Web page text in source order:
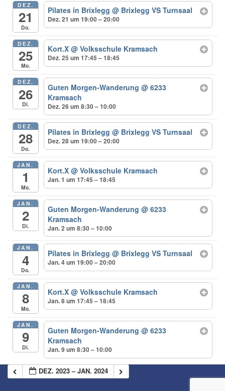
DEZ.
21
Do.
Pilates in Brixlegg@ Brixlegg VS Turnsaal
Dez. 21 um 19:00 – 20:00
DEZ.
25
Mo.
Kort.X@ Volksschule Kramsach
Dez. 25 um 17:45 – 18:45
DEZ.
26
Di.
Guten Morgen-Wanderung@ 6233
Kramsach
Dez. 26 um 8:30 – 10:00
DEZ.
28
Do.
Pilates in Brixlegg@ Brixlegg VS Turnsaal
Dez. 28 um 19:00 – 20:00
JAN.
1
Mo.
Kort.X@ Volksschule Kramsach
Jan. 1 um 17:45 – 18:45
JAN.
2
Di.
Guten Morgen-Wanderung@ 6233
Kramsach
Jan. 2 um 8:30 – 10:00
JAN.
4
Do.
Pilates in Brixlegg@ Brixlegg VS Turnsaal
Jan. 4 um 19:00 – 20:00
JAN.
8
Mo.
Kort.X@ Volksschule Kramsach
Jan. 8 um 17:45 – 18:45
JAN.
9
Di.
Guten Morgen-Wanderung@ 6233
Kramsach
Jan. 9 um 8:30 – 10:00
DEZ. 2023 – JAN. 2024